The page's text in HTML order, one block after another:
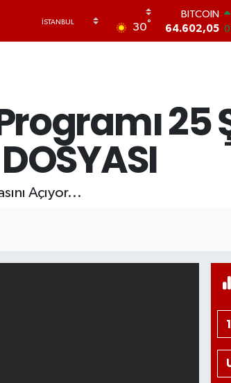
30°
BITCOIN
64.602,05
DOLAR
64,2438
GRAM ALTIN
25
Açıyor...